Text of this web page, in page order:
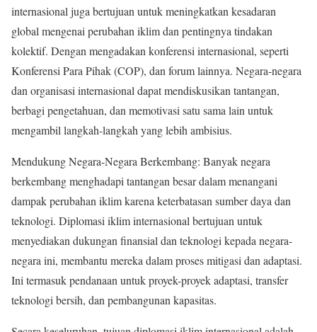
internasional juga bertujuan untuk meningkatkan kesadaran
global mengenai perubahan iklim dan pentingnya tindakan
kolektif. Dengan mengadakan konferensi internasional, seperti
Konferensi Para Pihak (COP), dan forum lainnya. Negara-negara
dan organisasi internasional dapat mendiskusikan tantangan,
berbagi pengetahuan, dan memotivasi satu sama lain untuk
mengambil langkah-langkah yang lebih ambisius.
Mendukung Negara-Negara Berkembang: Banyak negara
berkembang menghadapi tantangan besar dalam menangani
dampak perubahan iklim karena keterbatasan sumber daya dan
teknologi. Diplomasi iklim internasional bertujuan untuk
menyediakan dukungan finansial dan teknologi kepada negara-
negara ini, membantu mereka dalam proses mitigasi dan adaptasi.
Ini termasuk pendanaan untuk proyek-proyek adaptasi, transfer
teknologi bersih, dan pembangunan kapasitas.